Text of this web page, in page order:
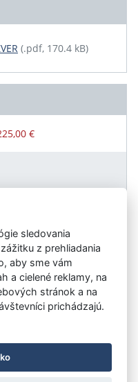
(.pdf, 170.4 kB)
€
Trnava, p. o.
do 31.12.2010
sledovania
z prehliadania
aby sme vám
a cielené reklamy, na
stránok a na
prichádzajú.